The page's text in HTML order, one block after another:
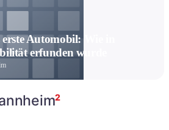
Automobil: Wie in
erfunden wurde